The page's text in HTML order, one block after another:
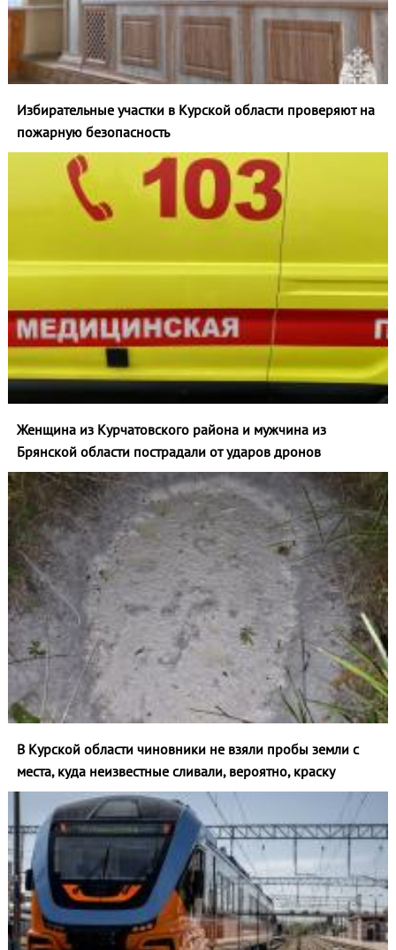
Избирательные участки в Курской области проверяют на
пожарную безопасность
Женщина из Курчатовского района и мужчина из
Брянской области пострадали от ударов дронов
В Курской области чиновники не взяли пробы земли с
места, куда неизвестные сливали, вероятно, краску